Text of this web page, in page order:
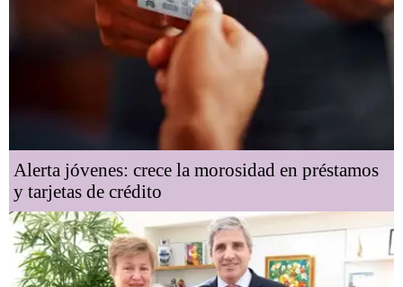
Alerta jóvenes: crece la morosidad en préstamos
y tarjetas de crédito